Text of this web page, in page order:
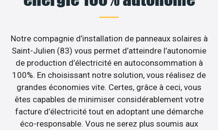
Notre compagnie d’installation de panneaux solaires à
Saint-Julien (83) vous permet d’atteindre l’autonomie
de production d’électricité en autoconsommation à
100%. En choisissant notre solution, vous réalisez de
grandes économies vite. Certes, grâce à ceci, vous
êtes capables de minimiser considérablement votre
facture d’électricité tout en adoptant une démarche
éco-responsable. Vous ne serez plus soumis aux